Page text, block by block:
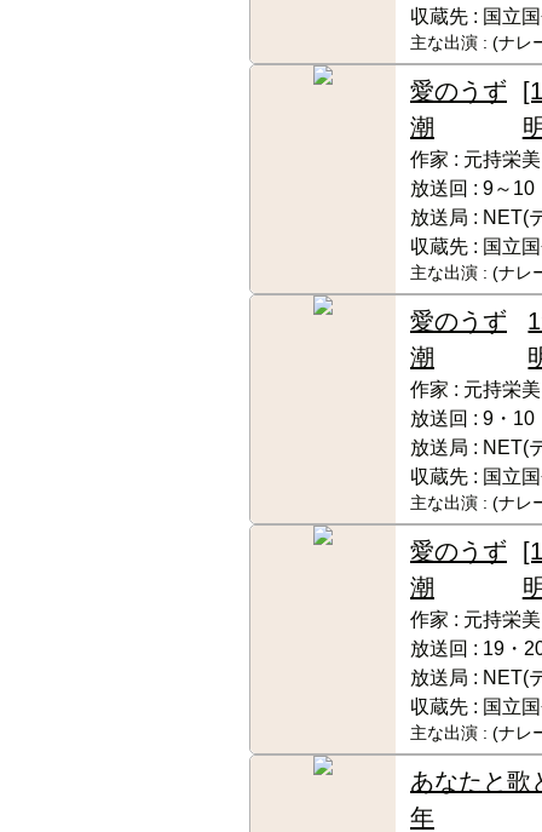
収蔵先 : 国立
主な出演 : (ナレ
愛のうず
潮
作家 : 元持栄
放送回 : 9～10
放送局 : NET(
収蔵先 : 国立
主な出演 : (ナレ
愛のうず
潮
作家 : 元持栄
放送回 : 9・10
放送局 : NET(
収蔵先 : 国立
主な出演 : (ナレ
愛のうず
潮
作家 : 元持栄
放送回 : 19・
放送局 : NET(
収蔵先 : 国立
主な出演 : (ナレ
あなたと歌
年